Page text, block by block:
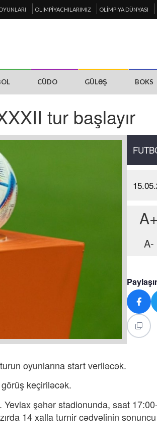
OLIMPIYACHILARIMIZ OLIMPIYA DÜNYASI
CÜDO GÜLƏŞ BOKS
tur başlayır
A+
A-
oyunlarına start veriləcək.
keçiriləcək.
şəhər stadionunda, saat
14 xalla turnir cədvəlinin